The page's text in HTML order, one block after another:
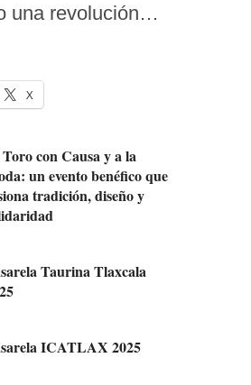
una revolución…
X
con Causa y a la
un evento benéfico que
tradición, diseño y
Taurina Tlaxcala
ICATLAX 2025